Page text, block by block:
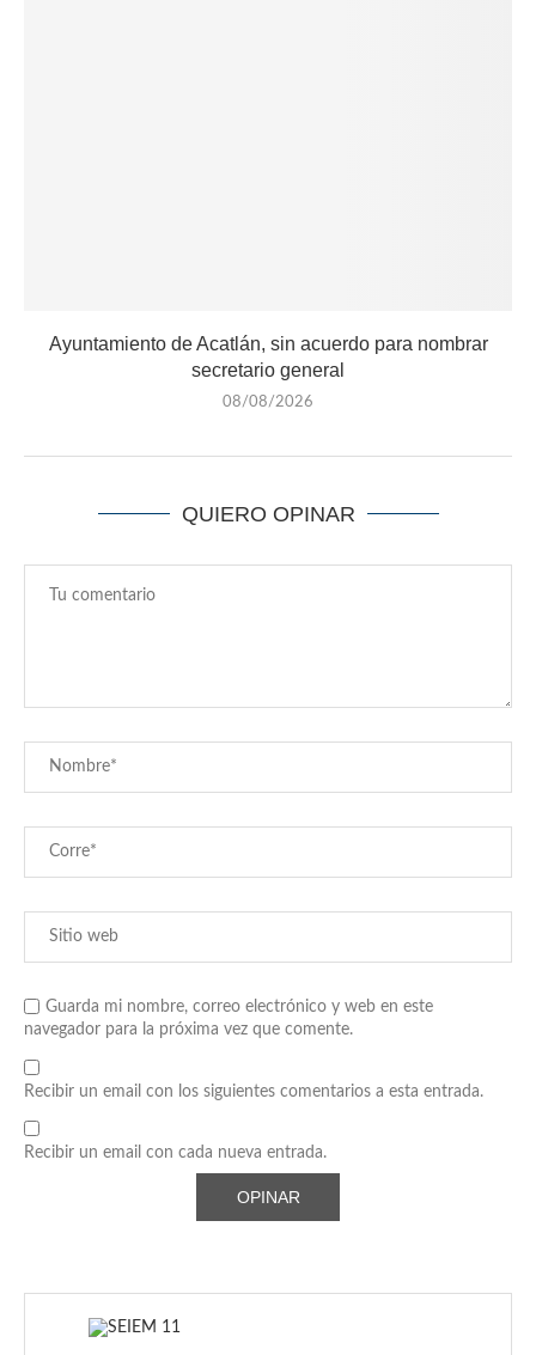
Ayuntamiento de Acatlán, sin acuerdo para nombrar
secretario general
08/08/2026
QUIERO OPINAR
Guarda mi nombre, correo electrónico y web en este
navegador para la próxima vez que comente.
Recibir un email con los siguientes comentarios a esta entrada.
Recibir un email con cada nueva entrada.